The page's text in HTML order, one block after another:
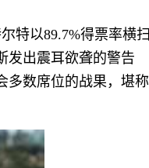
特以89.7%得票率横扫
发出震耳欲聋的警告
数席位的战果，堪称